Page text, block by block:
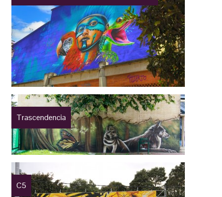
Trascendencia
C5